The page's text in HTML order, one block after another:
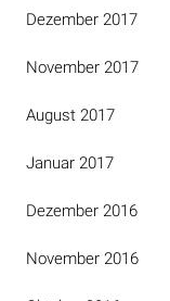
Dezember 2017
November 2017
August 2017
Januar 2017
Dezember 2016
November 2016